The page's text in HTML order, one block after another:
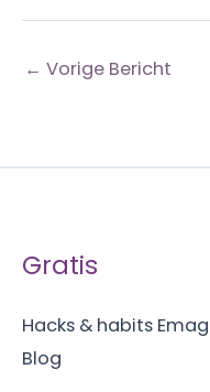
← Vorige Bericht
Gratis
Hacks & habits
Blog